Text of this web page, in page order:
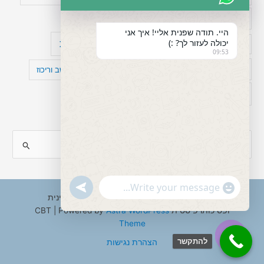
מפורסמים עם הפרעת קשב עיצות
קומורבידיות להפרעת קשב וריכוז
a
c
f
o
Copyright © 2026 ענבל טננבאום - עו"ס קלינית
ופסיכותרפיסטית CBT | Powered byAstra WordPress
Theme
הצהרת נגישות
להתקשר
Hide
היי. תודה שפנית אליי! איך אני
יכולה לעזור לך? :)
09:53
"+chaty_settings.lang.emoji_picker+"
WhatsApp
undefined